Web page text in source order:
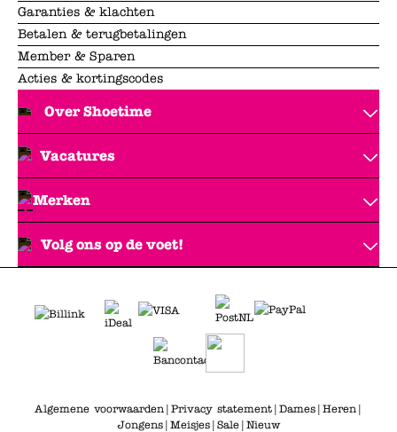
Garanties & klachten
Betalen & terugbetalingen
Member & Sparen
Acties & kortingscodes
Over Shoetime
Vacatures
Merken
Volg ons op de voet!
Algemene voorwaarden| Privacy statement| Dames| Heren|
Jongens| Meisjes| Sale| Nieuw